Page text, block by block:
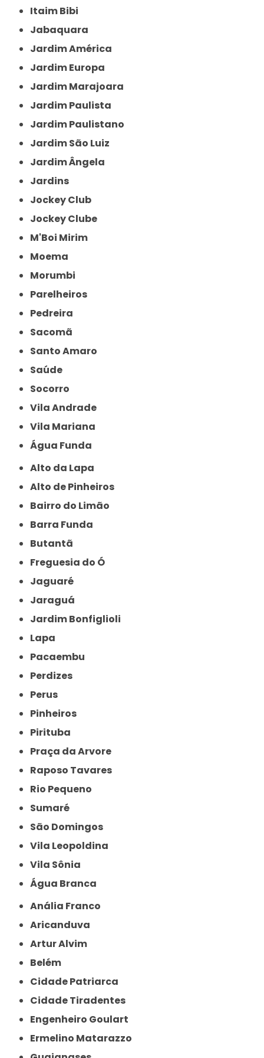
Itaim Bibi
Jabaquara
Jardim América
Jardim Europa
Jardim Marajoara
Jardim Paulista
Jardim Paulistano
Jardim São Luiz
Jardim Ângela
Jardins
Jockey Club
Jockey Clube
M'Boi Mirim
Moema
Morumbi
Parelheiros
Pedreira
Sacomã
Santo Amaro
Saúde
Socorro
Vila Andrade
Vila Mariana
Água Funda
Alto da Lapa
Alto de Pinheiros
Bairro do Limão
Barra Funda
Butantã
Freguesia do Ó
Jaguaré
Jaraguá
Jardim Bonfiglioli
Lapa
Pacaembu
Perdizes
Perus
Pinheiros
Pirituba
Praça da Arvore
Raposo Tavares
Rio Pequeno
Sumaré
São Domingos
Vila Leopoldina
Vila Sônia
Água Branca
Anália Franco
Aricanduva
Artur Alvim
Belém
Cidade Patriarca
Cidade Tiradentes
Engenheiro Goulart
Ermelino Matarazzo